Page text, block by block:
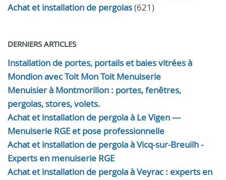
Achat et installation de pergolas(621)
DERNIERS ARTICLES
Installation de portes, portails et baies vitrées à
Mondion avec Toit Mon Toit Menuiserie
Menuisier à Montmorillon : portes, fenêtres,
pergolas, stores, volets.
Achat et installation de pergola à Le Vigen —
Menuiserie RGE et pose professionnelle
Achat et installation de pergola à Vicq-sur-Breuilh -
Experts en menuiserie RGE
Achat et installation de pergola à Veyrac : experts en